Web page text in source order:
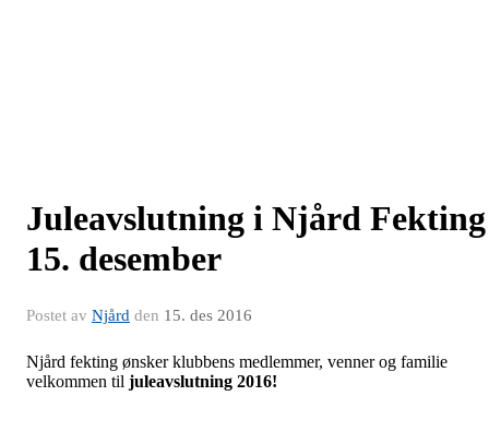
Juleavslutning i Njård Fekting
15. desember
Postet av Njård den 15. des 2016
Njård fekting ønsker klubbens medlemmer, venner og familie
velkommen til juleavslutning 2016!